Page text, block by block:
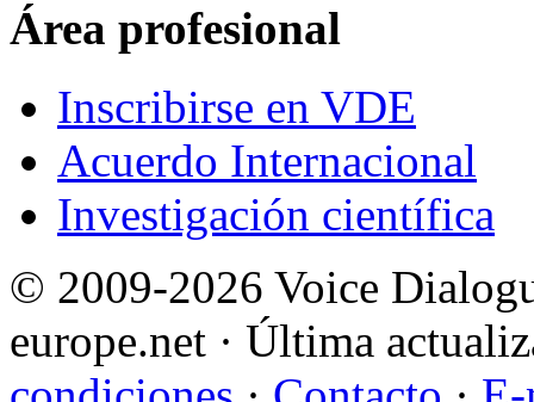
Área profesional
Inscribirse en VDE
Acuerdo Internacional
Investigación científica
© 2009-2026 Voice
europe.net · Última